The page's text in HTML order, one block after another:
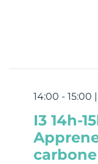
14:00 - 15:00 |
I3 14h-